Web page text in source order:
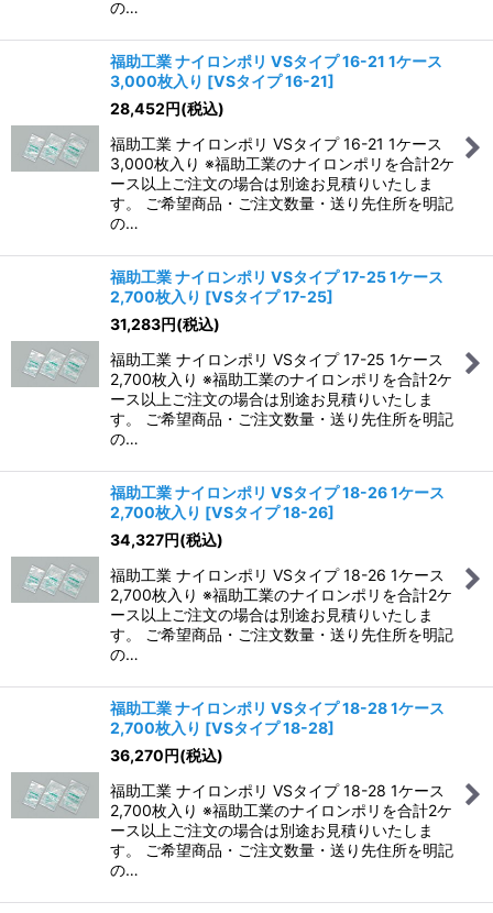
の…
福助工業 ナイロンポリ VSタイプ 16-21 1ケース
3,000枚入り [VSタイプ 16-21]
28,452円(税込)
福助工業 ナイロンポリ VSタイプ 16-21 1ケース
3,000枚入り ※福助工業のナイロンポリを合計2ケ
ース以上ご注文の場合は別途お見積りいたしま
す。 ご希望商品・ご注文数量・送り先住所を明記
の…
福助工業 ナイロンポリ VSタイプ 17-25 1ケース
2,700枚入り [VSタイプ 17-25]
31,283円(税込)
福助工業 ナイロンポリ VSタイプ 17-25 1ケース
2,700枚入り ※福助工業のナイロンポリを合計2ケ
ース以上ご注文の場合は別途お見積りいたしま
す。 ご希望商品・ご注文数量・送り先住所を明記
の…
福助工業 ナイロンポリ VSタイプ 18-26 1ケース
2,700枚入り [VSタイプ 18-26]
34,327円(税込)
福助工業 ナイロンポリ VSタイプ 18-26 1ケース
2,700枚入り ※福助工業のナイロンポリを合計2ケ
ース以上ご注文の場合は別途お見積りいたしま
す。 ご希望商品・ご注文数量・送り先住所を明記
の…
福助工業 ナイロンポリ VSタイプ 18-28 1ケース
2,700枚入り [VSタイプ 18-28]
36,270円(税込)
福助工業 ナイロンポリ VSタイプ 18-28 1ケース
2,700枚入り ※福助工業のナイロンポリを合計2ケ
ース以上ご注文の場合は別途お見積りいたしま
す。 ご希望商品・ご注文数量・送り先住所を明記
の…